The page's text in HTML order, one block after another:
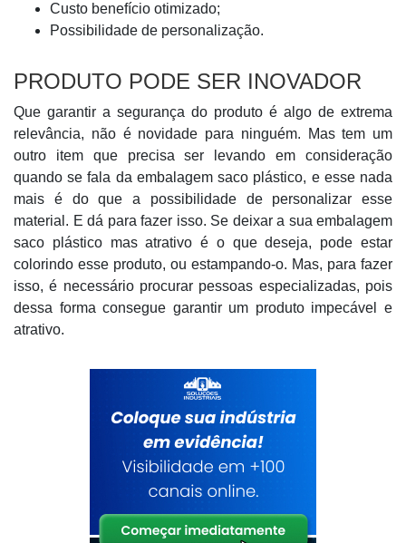
Custo benefício otimizado;
Possibilidade de personalização.
PRODUTO PODE SER INOVADOR
Que garantir a segurança do produto é algo de extrema
relevância, não é novidade para ninguém. Mas tem um
outro item que precisa ser levando em consideração
quando se fala da embalagem saco plástico, e esse nada
mais é do que a possibilidade de personalizar esse
material. E dá para fazer isso. Se deixar a sua embalagem
saco plástico mas atrativo é o que deseja, pode estar
colorindo esse produto, ou estampando-o. Mas, para fazer
isso, é necessário procurar pessoas especializadas, pois
dessa forma consegue garantir um produto impecável e
atrativo.